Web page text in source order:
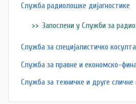
Служба радиолошке дијагностике
Запослени у Служби за
Служба за специјалистичко
Служба за правне и економско-
Служба за техничке и друге сличне